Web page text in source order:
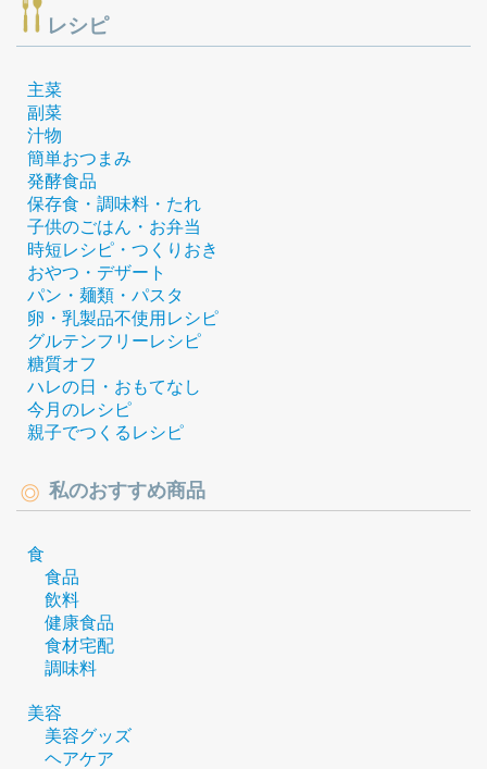
レシピ
主菜
副菜
汁物
簡単おつまみ
発酵食品
保存食・調味料・たれ
子供のごはん・お弁当
時短レシピ・つくりおき
おやつ・デザート
パン・麺類・パスタ
卵・乳製品不使用レシピ
グルテンフリーレシピ
糖質オフ
ハレの日・おもてなし
今月のレシピ
親子でつくるレシピ
私のおすすめ商品
食
食品
飲料
健康食品
食材宅配
調味料
美容
美容グッズ
ヘアケア